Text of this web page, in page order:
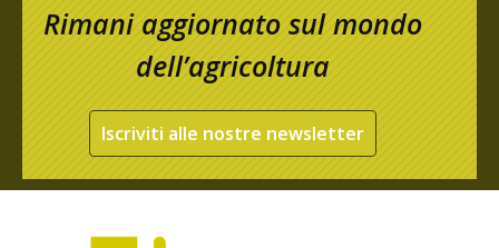
Rimani aggiornato sul mondo
dell’agricoltura
Iscriviti alle nostre newsletter